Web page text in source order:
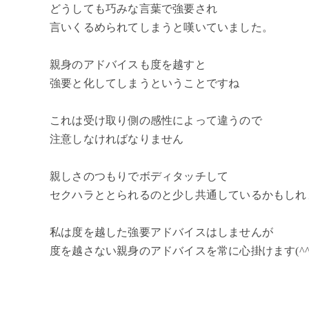
どうしても巧みな言葉で強要され
言いくるめられてしまうと嘆いていました。
親身のアドバイスも度を越すと
強要と化してしまうということですね
これは受け取り側の感性によって違うので
注意しなければなりません
親しさのつもりでボディタッチして
セクハラととられるのと少し共通しているかもし
私は度を越した強要アドバイスはしませんが
度を越さない親身のアドバイスを常に心掛けます